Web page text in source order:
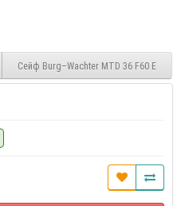
Сейф Burg–Wachter MTD 36 F60 E